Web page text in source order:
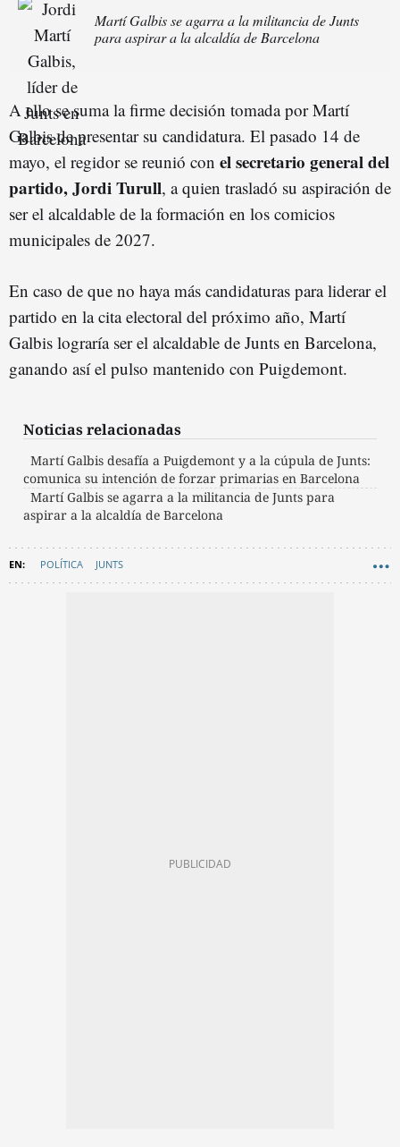
Martí Galbis se agarra a la militancia de Junts
para aspirar a la alcaldía de Barcelona
A ello se suma la firme decisión tomada por Martí
Galbis de presentar su candidatura. El pasado 14 de
mayo, el regidor se reunió con el secretario general del
partido, Jordi Turull, a quien trasladó su aspiración de
ser el alcaldable de la formación en los comicios
municipales de 2027.
En caso de que no haya más candidaturas para liderar el
partido en la cita electoral del próximo año, Martí
Galbis lograría ser el alcaldable de Junts en Barcelona,
ganando así el pulso mantenido con Puigdemont.
Noticias relacionadas
Martí Galbis desafía a Puigdemont y a la cúpula de Junts:
comunica su intención de forzar primarias en Barcelona
Martí Galbis se agarra a la militancia de Junts para
aspirar a la alcaldía de Barcelona
POLÍTICA JUNTS